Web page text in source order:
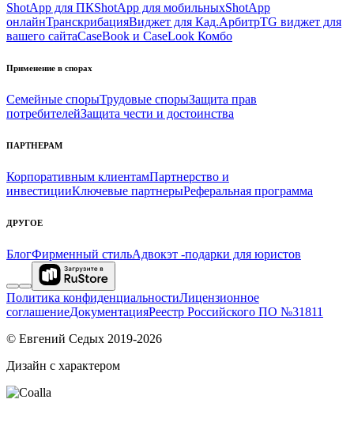
ShotApp для ПКShotApp для мобильныхShotApp
онлайнТранскрибацияВиджет для Кад.АрбитрTG виджет для
вашего сайтаCaseBook и CaseLook Комбо
Применение в спорах
Семейные спорыТрудовые спорыЗащита прав
потребителейЗащита чести и достоинства
ПАРТНЕРАМ
Корпоративным клиентамПартнерство и
инвестицииКлючевые партнерыРеферальная программа
ДРУГОЕ
БлогФирменный стильАдвокэт -подарки для юристов
Политика конфиденциальностиЛицензионное
соглашениеДокументацияРеестр Российского ПО №31811
© Евгений Седых 2019-2026
Дизайн с характером